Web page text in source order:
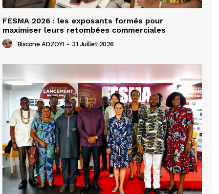
FESMA 2026 : les exposants formés pour
maximiser leurs retombées commerciales
Biscone ADZOYI - 31 Juillet 2026